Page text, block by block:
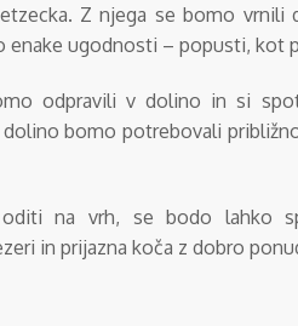
Z njega se bomo vrnili
ugodnosti – popusti, kot
odpravili v dolino in si
bomo potrebovali
na vrh, se bodo lahko
in prijazna koča z dobro